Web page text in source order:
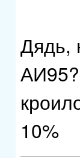
Дядь,
10%